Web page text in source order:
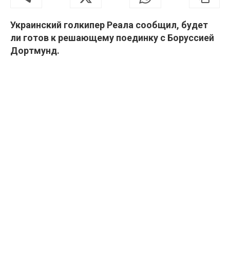
Украинский голкипер Реала сообщил, будет
ли готов к решающему поединку с Боруссией
Дортмунд.